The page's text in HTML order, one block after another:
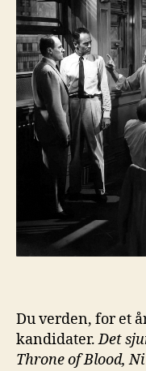
Du verden, for et
kandidater.Det
Throne of Blood,